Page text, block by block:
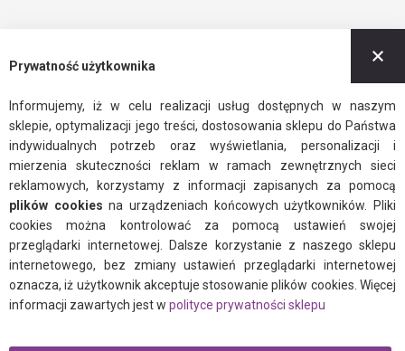
Prywatność użytkownika
Informujemy, iż w celu realizacji usług dostępnych w naszym
sklepie, optymalizacji jego treści, dostosowania sklepu do Państwa
indywidualnych potrzeb oraz wyświetlania, personalizacji i
mierzenia skuteczności reklam w ramach zewnętrznych sieci
reklamowych, korzystamy z informacji zapisanych za pomocą
plików cookiesna urządzeniach końcowych użytkowników. Pliki
cookies można kontrolować za pomocą ustawień swojej
przeglądarki internetowej. Dalsze korzystanie z naszego sklepu
internetowego, bez zmiany ustawień przeglądarki internetowej
oznacza, iż użytkownik akceptuje stosowanie plików cookies. Więcej
informacji zawartych jest w polityce prywatności sklepu